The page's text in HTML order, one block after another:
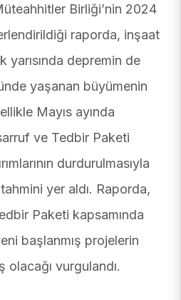
Birliği’nin 2024
raporda, inşaat
yarısında depremin de
yaşanan büyümenin
Mayıs ayında
ve Tedbir Paketi
durdurulmasıyla
yer aldı. Raporda,
Paketi kapsamında
başlanmış projelerin
vurgulandı.